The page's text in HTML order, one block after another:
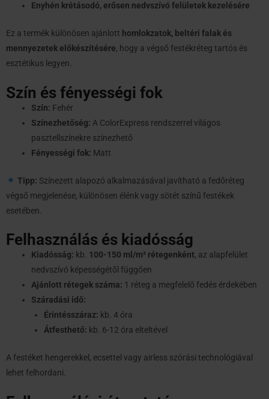
Enyhén krétásodó, erősen nedvszívó felületek kezelésére
Ez a termék különösen ajánlott homlokzatok, beltéri falak és
mennyezetek előkészítésére, hogy a végső festékréteg tartós és
esztétikus legyen.
Szín és fényességi fok
Szín: Fehér
Színezhetőség: A ColorExpress rendszerrel világos
pasztellszínekre színezhető
Fényességi fok: Matt
Tipp: Színezett alapozó alkalmazásával javítható a fedőréteg
végső megjelenése, különösen élénk vagy sötét színű festékek
esetében.
Felhasználás és kiadósság
Kiadósság: kb. 100-150 ml/m² rétegenként, az alapfelület
nedvszívó képességétől függően
Ajánlott rétegek száma: 1 réteg a megfelelő fedés érdekében
Száradási idő:
Érintésszáraz: kb. 4 óra
Átfesthető: kb. 6-12 óra elteltével
A festéket hengerekkel, ecsettel vagy airless szórási technológiával
lehet felhordani.